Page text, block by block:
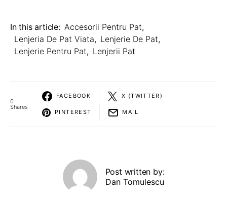
In this article: Accesorii Pentru Pat,
Lenjeria De Pat Viata, Lenjerie De Pat,
Lenjerie Pentru Pat, Lenjerii Pat
0
Shares
FACEBOOK X (TWITTER)
PINTEREST MAIL
Post written by:
Dan Tomulescu